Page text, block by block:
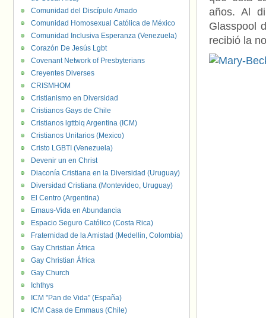
años. Al
Glasspool
recibió la
Comunidad del Discípulo Amado
Comunidad Homosexual Católica de México
Comunidad Inclusiva Esperanza (Venezuela)
Corazón De Jesús Lgbt
Covenant Network of Presbyterians
Creyentes Diverses
CRISMHOM
Cristianismo en Diversidad
Cristianos Gays de Chile
Cristianos lgttbiq Argentina (ICM)
Cristianos Unitarios (Mexico)
Cristo LGBTI (Venezuela)
Devenir un en Christ
Diaconía Cristiana en la Diversidad (Uruguay)
Diversidad Cristiana (Montevideo, Uruguay)
El Centro (Argentina)
Emaus-Vida en Abundancia
Espacio Seguro Católico (Costa Rica)
Fraternidad de la Amistad (Medellin, Colombia)
Gay Christian África
Gay Christian África
Gay Church
Ichthys
ICM "Pan de Vida" (España)
ICM Casa de Emmaus (Chile)